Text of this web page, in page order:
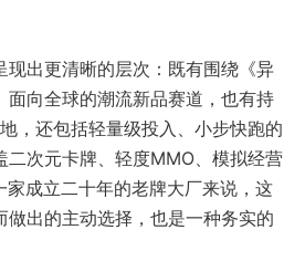
现出更清晰的层次：既有围绕《异
面向全球的潮流新品赛道，也有持
，还包括轻量级投入、小步快跑的
二次元卡牌、轻度MMO、模拟经营
家成立二十年的老牌大厂来说，这
做出的主动选择，也是一种务实的